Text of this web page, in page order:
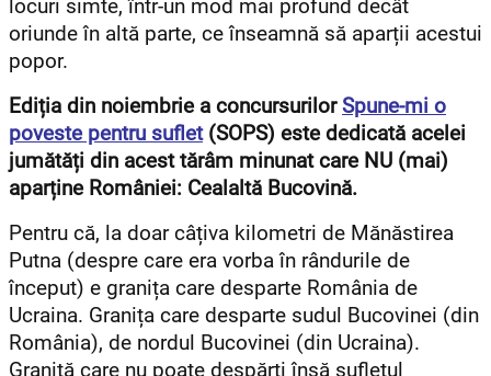
locuri simte, într-un mod mai profund decât
oriunde în altă parte, ce înseamnă să aparții acestui
popor.
Ediția din noiembrie a concursurilorSpune-mi o
poveste pentru suflet(SOPS) este dedicată acelei
jumătăți din acest tărâm minunat care NU (mai)
aparține României: Cealaltă Bucovină.
Pentru că, la doar câțiva kilometri de Mănăstirea
Putna (despre care era vorba în rândurile de
început) e granița care desparte România de
Ucraina. Granița care desparte sudul Bucovinei (din
România), de nordul Bucovinei (din Ucraina).
Graniță care nu poate despărți însă sufletul